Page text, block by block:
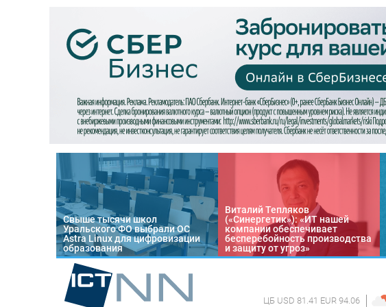
Свыше тысячи школ
Уральского ФО выбрали ОС
Astra Linux для цифровизации
образования
Виталий Тепляков
(«Синергетик»): «ИТ нашей
компании обеспечивает
бесперебойность производства
и защиту от угроз»
ЦБ USD 81.41 EUR 94.06